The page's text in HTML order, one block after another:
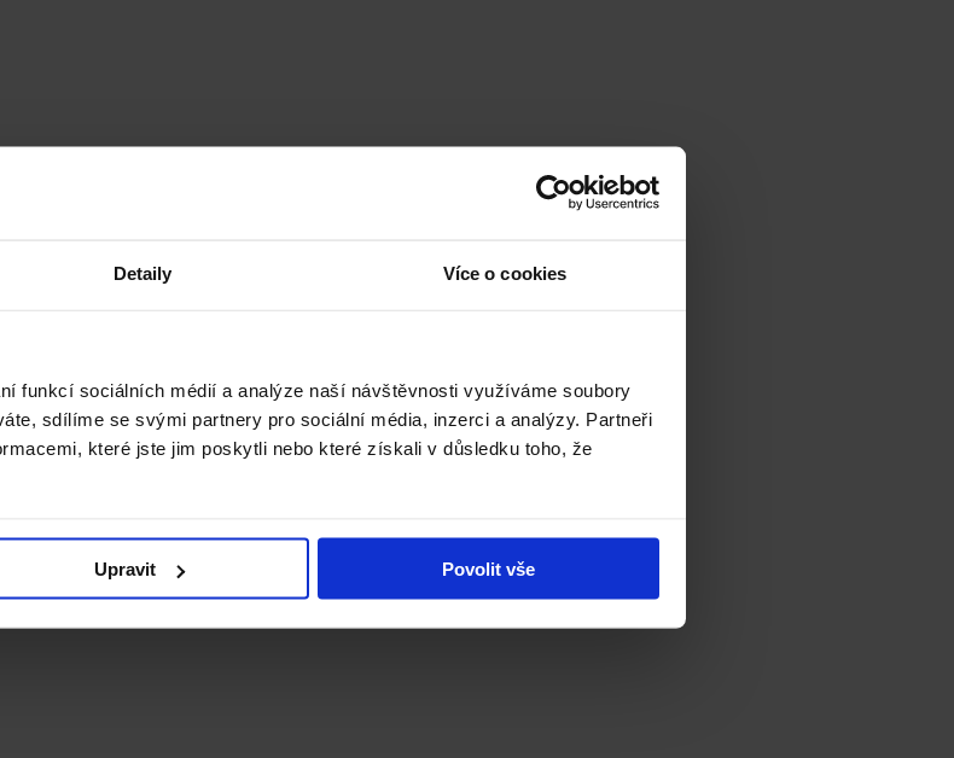
Detaily Více o cookies
funkcí sociálních médií a analýze naší návštěvnosti využíváme soubory
sdílíme se svými partnery pro sociální média, inzerci a analýzy. Partneři
které jste jim poskytli nebo které získali v důsledku toho, že
Upravit Povolit vše